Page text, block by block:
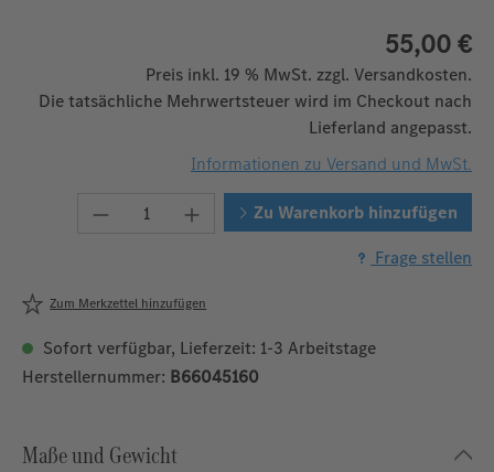
55,00 €
Preis inkl. 19 % MwSt. zzgl. Versandkosten.
Die tatsächliche Mehrwertsteuer wird im Checkout nach
Lieferland angepasst.
Informationen zu Versand und MwSt.
Produkt Anzahl: Gib denZu Warenkorb hinzufügen
Frage stellen
Zum Merkzettel hinzufügen
Sofort verfügbar, Lieferzeit: 1-3 Arbeitstage
Herstellernummer: B66045160
Maße und Gewicht